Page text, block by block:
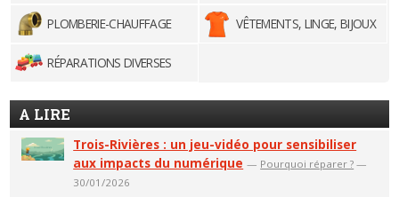
PLOMBERIE-CHAUFFAGE VÊTEMENTS, LINGE, BIJOUX
RÉPARATIONS DIVERSES
A LIRE
Trois-Rivières : un jeu-vidéo pour sensibiliser
aux impacts du numérique — Pourquoi réparer ? —
30/01/2026